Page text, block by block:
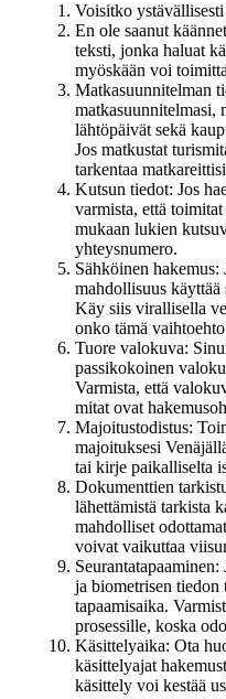
Voisitko
En ole saanut
teksti, jonka haluat
myöskään voi
Matkasuunnitelman
matkasuunnitelmasi,
lähtöpäivät sekä
Jos matkustat
tarkentaa
Kutsun tiedot: Jos
varmista, että
mukaan lukien
yhteysnumero.
Sähköinen
mahdollisuus käyttää
Käy siis virallisella
onko tämä
Tuore valokuva:
passikokoinen
Varmista, että
mitat ovat
Majoitustodistus:
majoituksesi
tai kirje paikalliselta
Dokumenttien
lähettämistä tarkista
mahdolliset
voivat vaikuttaa
ja biometrisen tiedon
tapaamisaika.
prosessille, koska
Käsittelyaika: Ota
käsittelyajat
käsittely voi kestää